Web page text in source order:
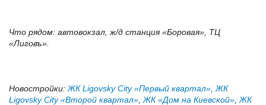
Что рядом: автовокзал, ж/д станция «Боровая», ТЦ
«Лиговъ».
Новостройки: ЖК Ligovsky City «Первый квартал» ЖК
Ligovsky City «Второй квартал» ЖК «Дом на Киевской» ЖК